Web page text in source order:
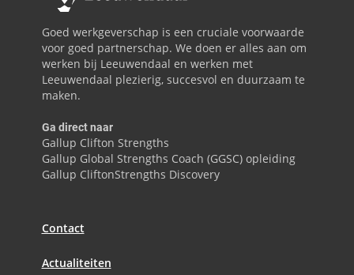
Goed werkgeverschap is een cruciale voorwaarde
voor goed partnerschap. We doen er alles aan om
werken bij Leeuwendaal en werken met
Leeuwendaal plezierig, succesvol en duurzaam te
maken.
Ga direct naar
Gallup Clifton Strengths
Gallup Global Strengths Coach (GGSC) opleiding
Gallup CliftonStrengths Discovery
Contact
Actualiteiten